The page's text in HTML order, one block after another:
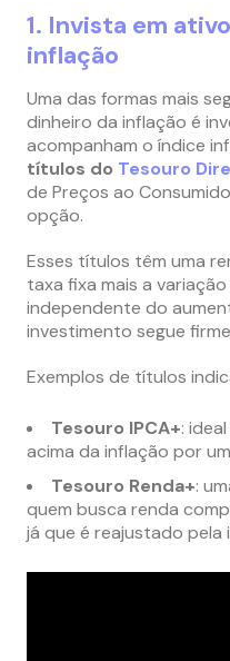
1. Invista em
inflação
Uma das formas mais
dinheiro da inflação é
acompanham o índice
títulos do Tesouro
de Preços ao
opção.
Esses títulos têm uma
taxa fixa mais a variação
independente do
investimento segue
Exemplos de títulos
Tesouro IPCA+:
acima da inflação por
Tesouro Renda+:
quem busca renda
já que é reajustado pela